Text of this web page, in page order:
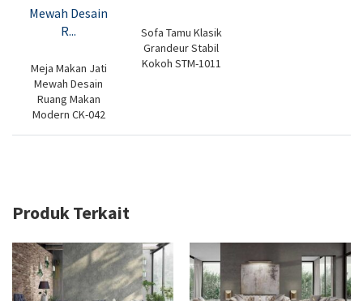
Meja Makan Jati
Mewah Desain
Ruang Makan
Modern CK-042
Sofa Tamu Klasik
Grandeur Stabil
Kokoh STM-1011
Produk Terkait